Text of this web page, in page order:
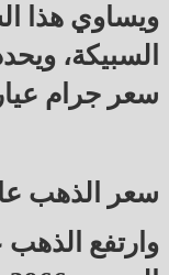
ويساوي هذا
السبيكة،
سعر جرام عيار 24.
سعر الذهب